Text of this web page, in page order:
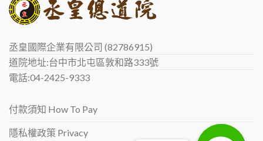
丞皇國際企業有限公司 (82786915)
道院地址:台中市北屯區敦和路333號
電話:04-2425-9333
付款須知 How To Pay
隱私權政策 Privacy